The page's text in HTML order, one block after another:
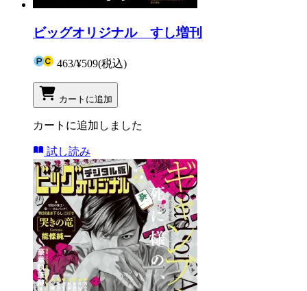
ビッグオリジナル すし増刊
463/¥509(税込)
カートに追加
カートに追加しました
試し読み